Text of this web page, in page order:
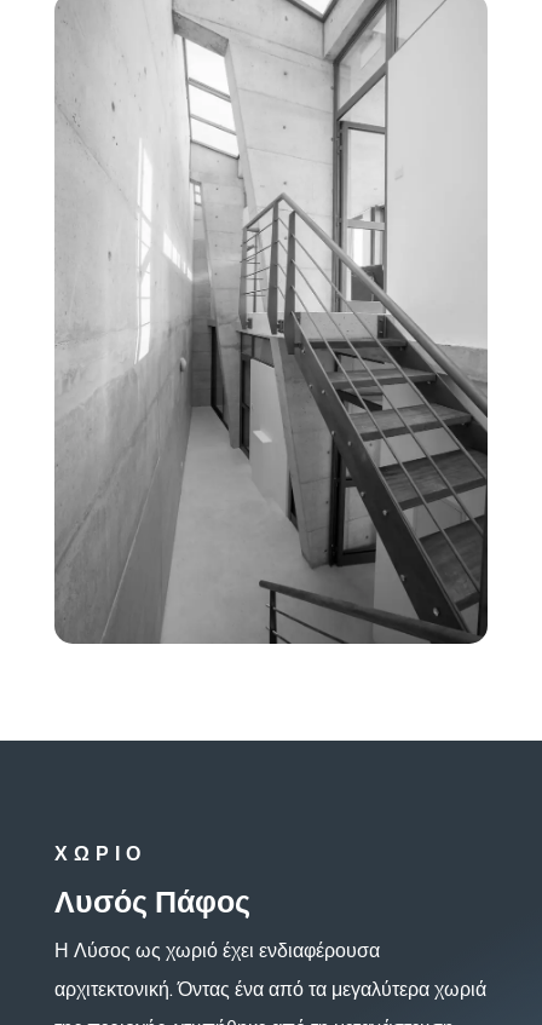
ΧΩΡΙΟ
Λυσός Πάφος
Η Λύσος ως χωριό έχει ενδιαφέρουσα
αρχιτεκτονική. Όντας ένα από τα μεγαλύτερα χωριά